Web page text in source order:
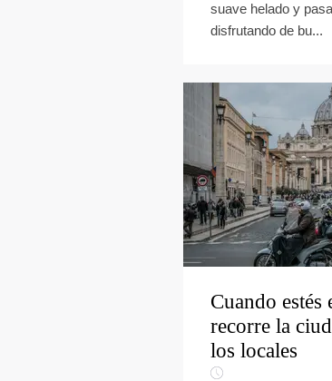
suave helado y
disfrutando de bu...
Cuando
recorre la
los locales